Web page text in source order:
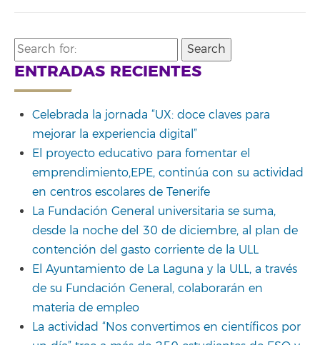
Search
for:
ENTRADAS RECIENTES
Celebrada la jornada “UX: doce claves para
mejorar la experiencia digital”
El proyecto educativo para fomentar el
emprendimiento,EPE, continúa con su actividad
en centros escolares de Tenerife
La Fundación General universitaria se suma,
desde la noche del 30 de diciembre, al plan de
contención del gasto corriente de la ULL
El Ayuntamiento de La Laguna y la ULL, a través
de su Fundación General, colaborarán en
materia de empleo
La actividad “Nos convertimos en científicos por